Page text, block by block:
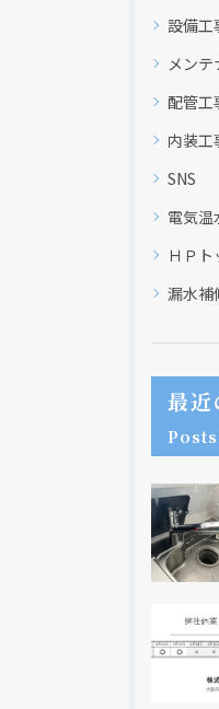
設備工
メンテ
配管工
内装工
SNS
電気温
ＨＰ
漏水補
最近
Posts
現在、新聞に入
現在、新聞に入